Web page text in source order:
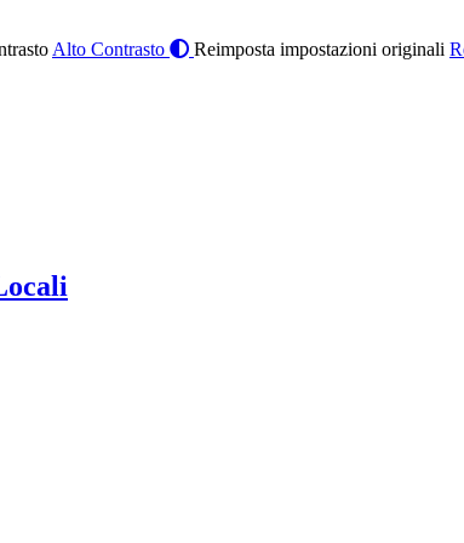
Alto Contrasto Reimposta impostazioni originali